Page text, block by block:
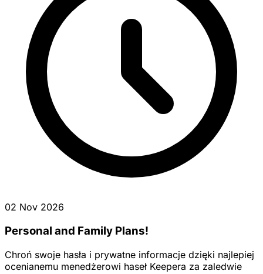
02 Nov 2026
Personal and Family Plans!
Chroń swoje hasła i prywatne informacje dzięki najlepiej
ocenianemu menedżerowi haseł Keepera za zaledwie